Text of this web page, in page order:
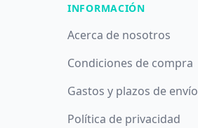
INFORMACIÓN
Acerca de nosotros
Condiciones de compra
Gastos y plazos de envío
Política de privacidad